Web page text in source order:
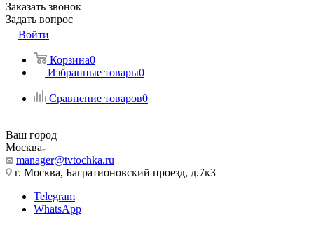
Заказать звонок
Задать вопрос
Войти
Корзина0
Избранные товары0
Сравнение товаров0
Ваш город
Москва
manager@tvtochka.ru
г. Москва, Багратионовский проезд, д.7к3
Telegram
WhatsApp